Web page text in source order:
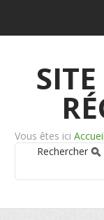
Vous êtes ici Accueil
Rechercher